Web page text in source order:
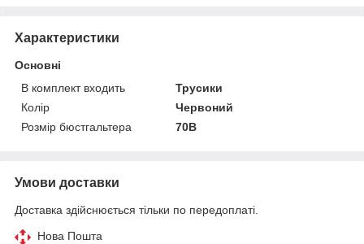
Характеристики
Основні
В комплект входить
Трусики
Колір
Червоний
Розмір бюстгальтера
70B
Умови доставки
Доставка здійснюється тільки по передоплаті.
Нова Пошта